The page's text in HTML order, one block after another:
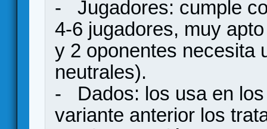
- Jugadores: cumple
4-6 jugadores, muy
y 2 oponentes necesita
neutrales).
- Dados: los usa en los
variante anterior los